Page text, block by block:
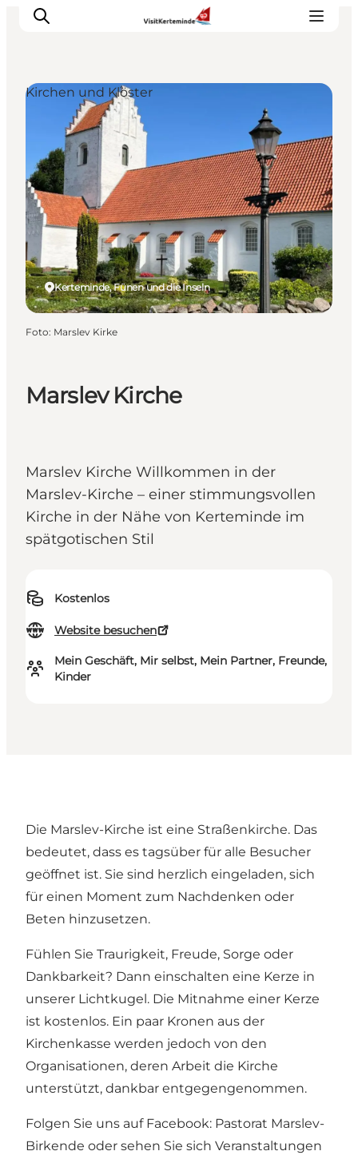
Sehenswürdigkeiten
Aktivitäten
Essen und trinken
Unterkünfte
Reiseplanung
Veranstaltungen
Marslev Kirche
Marslev Kirche Willkommen in der
Marslev-Kirche – einer stimmungsvollen
Kirche in der Nähe von Kerteminde im
spätgotischen Stil
Kostenlos
Website besuchen
Mein Geschäft, Mir selbst, Mein Partner, Freunde,
Kinder
Kerteminde, Fünen und die Inseln
Kirchen und Klöster
Foto: Marslev Kirke
Die Marslev-Kirche ist eine Straßenkirche. Das
bedeutet, dass es tagsüber für alle Besucher
geöffnet ist. Sie sind herzlich eingeladen, sich
für einen Moment zum Nachdenken oder
Beten hinzusetzen.
Fühlen Sie Traurigkeit, Freude, Sorge oder
Dankbarkeit? Dann einschalten eine Kerze in
unserer Lichtkugel. Die Mitnahme einer Kerze
ist kostenlos. Ein paar Kronen aus der
Kirchenkasse werden jedoch von den
Organisationen, deren Arbeit die Kirche
unterstützt, dankbar entgegengenommen.
Folgen Sie uns auf Facebook: Pastorat Marslev-
Birkende oder sehen Sie sich Veranstaltungen